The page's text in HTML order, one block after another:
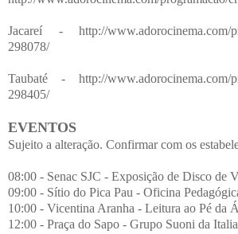
Jacareí - http://www.adorocinema.com/
298078/
Taubaté - http://www.adorocinema.com/
298405/
EVENTOS
Sujeito a alteração. Confirmar com os
08:00 - Senac SJC - Exposição de Disco de
09:00 - Sítio do Pica Pau - Oficina
10:00 - Vicentina Aranha - Leitura ao Pé da
12:00 - Praça do Sapo - Grupo Suoni da Italia